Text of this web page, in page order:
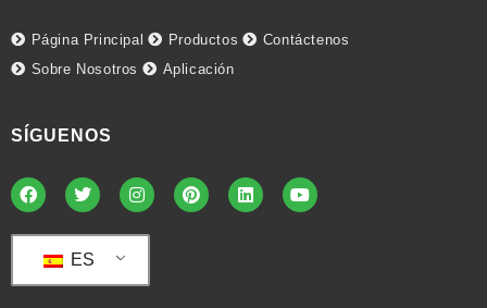
Página Principal Productos
Contáctenos
Sobre Nosotros
Aplicación
SÍGUENOS
ES